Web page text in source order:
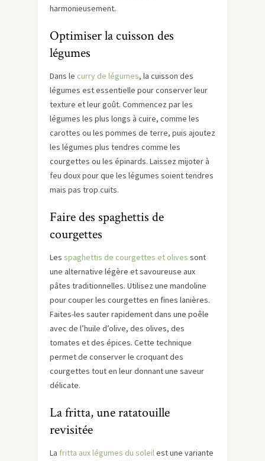
harmonieusement.
Optimiser la cuisson des
légumes
Dans le curry de légumes, la cuisson des
légumes est essentielle pour conserver leur
texture et leur goût. Commencez par les
légumes les plus longs à cuire, comme les
carottes ou les pommes de terre, puis ajoutez
les légumes plus tendres comme les
courgettes ou les épinards. Laissez mijoter à
feu doux pour que les légumes soient tendres
mais pas trop cuits.
Faire des spaghettis de
courgettes
Les spaghettis de courgettes et olives sont
une alternative légère et savoureuse aux
pâtes traditionnelles. Utilisez une mandoline
pour couper les courgettes en fines lanières.
Faites-les sauter rapidement dans une poêle
avec de l’huile d’olive, des olives, des
tomates et des épices. Cette technique
permet de conserver le croquant des
courgettes tout en leur donnant une saveur
délicate.
La fritta, une ratatouille
revisitée
La fritta aux légumes du soleilest une variante